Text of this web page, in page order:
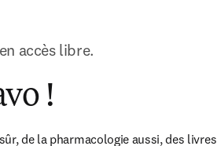
accès libre.
!
de la pharmacologie aussi, des livres